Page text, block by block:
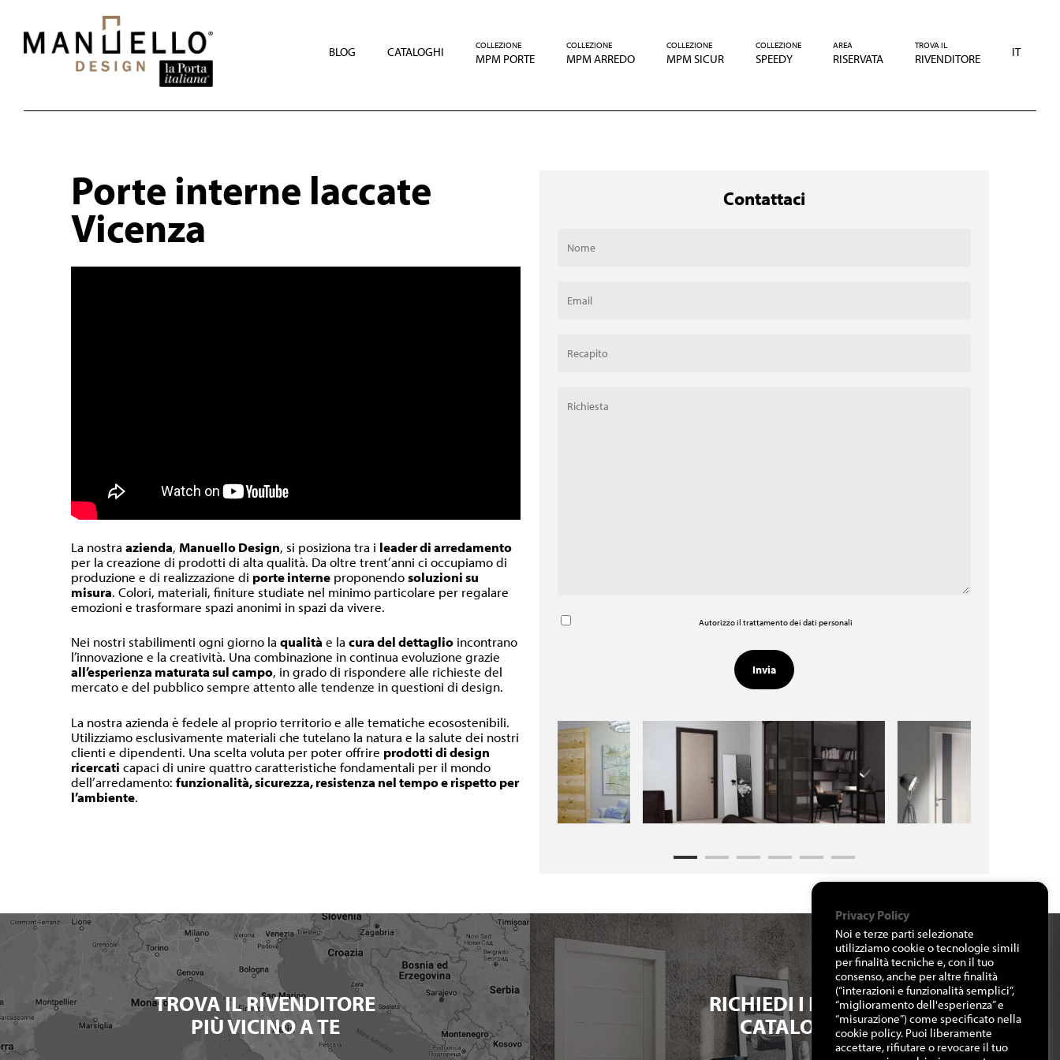
main
content
BLOG CATALOGHI COLLEZIONE
MPM PORTE
COLLEZIONE
MPM ARREDO
COLLEZIONE
MPM SICUR
COLLEZIONE
SPEEDY
AREA
RISERVATA
TROVA IL
RIVENDITORE IT
Porte interne laccate
Vicenza
La nostraazienda, Manuello Design, si posiziona tra i leader di arredamento
per la creazione di prodotti di alta qualità. Da oltre trent’anni ci occupiamo di
produzione e di realizzazione di porte interne proponendosoluzioni su
misura. Colori, materiali, finiture studiate nel minimo particolare per regalare
emozioni e trasformare spazi anonimi in spazi da vivere.
Nei nostri stabilimenti ogni giorno laqualità e lacura del dettaglio incontrano
l’innovazione e la creatività. Una combinazione in continua evoluzione grazie
all’esperienza maturata sul campo, in grado di rispondere alle richieste del
mercato e del pubblico sempre attento alle tendenze in questioni di design.
La nostra azienda è fedele al proprio territorio e alle tematiche ecosostenibili.
Utilizziamo esclusivamente materiali che tutelano la natura e la salute dei nostri
clienti e dipendenti. Una scelta voluta per poter offrire prodotti di design
ricercati capaci di unire quattro caratteristiche fondamentali per il mondo
dell’arredamento:funzionalità, sicurezza, resistenza nel tempo e rispetto per
l’ambiente.
Contattaci
Autorizzo il trattamento dei dati personali
TROVA IL RIVENDITORE
PIÙ VICINO A TE
RICHIEDI I NOSTRI
CATALOGHI
Privacy Policy
Noi e terze parti selezionate
utilizziamo cookie o tecnologie simili
per finalità tecniche e, con il tuo
consenso, anche per altre finalità
(“interazioni e funzionalità semplici”,
“miglioramento dell'esperienza” e
“misurazione”) come specificato nella
cookie policy. Puoi liberamente
accettare, rifiutare o revocare il tuo